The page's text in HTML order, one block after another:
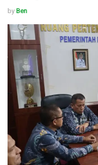
by Ben